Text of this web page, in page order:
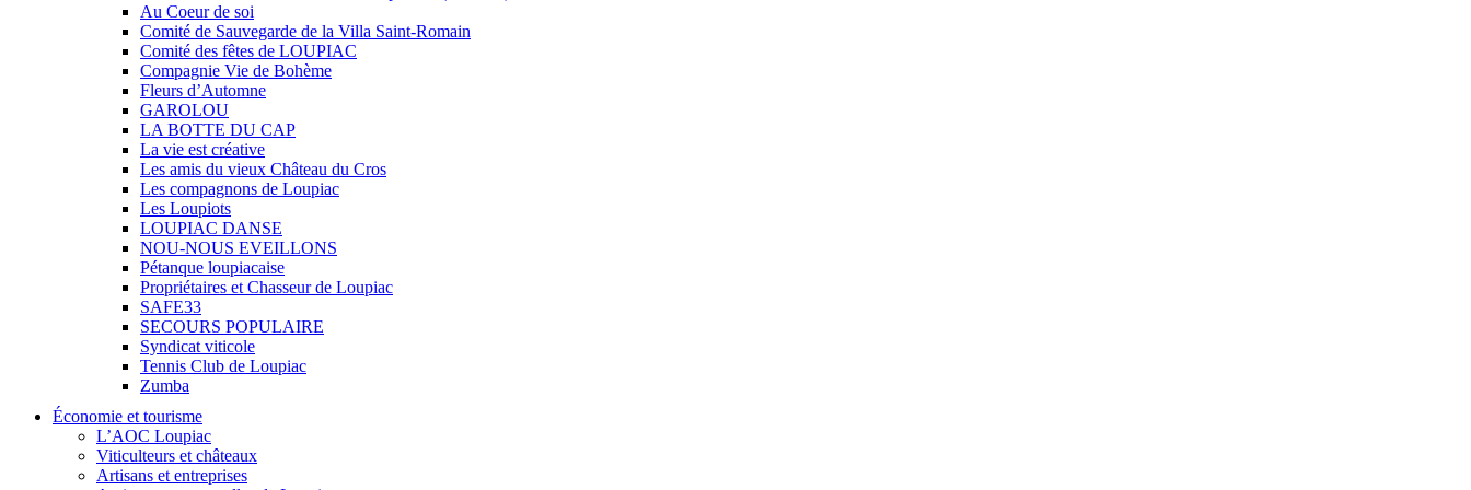
Au Coeur de soi
Comité de Sauvegarde de la Villa Saint-Romain
Comité des fêtes de LOUPIAC
Compagnie Vie de Bohème
Fleurs d’Automne
GAROLOU
LA BOTTE DU CAP
La vie est créative
Les amis du vieux Château du Cros
Les compagnons de Loupiac
Les Loupiots
LOUPIAC DANSE
NOU-NOUS EVEILLONS
Pétanque loupiacaise
Propriétaires et Chasseur de Loupiac
SAFE33
SECOURS POPULAIRE
Syndicat viticole
Tennis Club de Loupiac
Zumba
Économie et tourisme
L’AOC Loupiac
Viticulteurs et châteaux
Artisans et entreprises